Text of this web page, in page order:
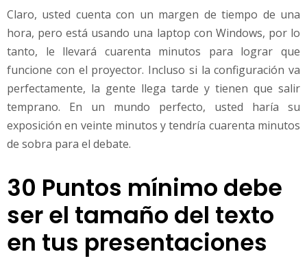
Claro, usted cuenta con un margen de tiempo de una
hora, pero está usando una laptop con Windows, por lo
tanto, le llevará cuarenta minutos para lograr que
funcione con el proyector. Incluso si la configuración va
perfectamente, la gente llega tarde y tienen que salir
temprano. En un mundo perfecto, usted haría su
exposición en veinte minutos y tendría cuarenta minutos
de sobra para el debate.
30 Puntos mínimo debe
ser el tamaño del texto
en tus presentaciones